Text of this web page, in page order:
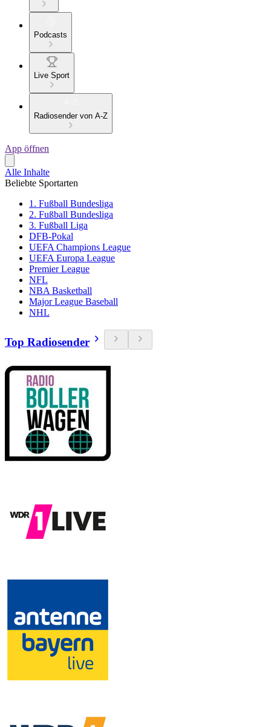
Podcasts
Live Sport
Radiosender von A-Z
App öffnen
Alle Inhalte
Beliebte Sportarten
1. Fußball Bundesliga
2. Fußball Bundesliga
3. Fußball Liga
DFB-Pokal
UEFA Champions League
UEFA Europa League
Premier League
NFL
NBA Basketball
Major League Baseball
NHL
Top Radiosender